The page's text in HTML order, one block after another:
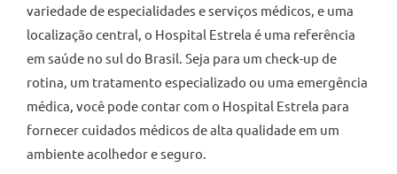
variedade de especialidades e serviços médicos, e uma
localização central, o Hospital Estrela é uma referência
em saúde no sul do Brasil. Seja para um check-up de
rotina, um tratamento especializado ou uma emergência
médica, você pode contar com o Hospital Estrela para
fornecer cuidados médicos de alta qualidade em um
ambiente acolhedor e seguro.